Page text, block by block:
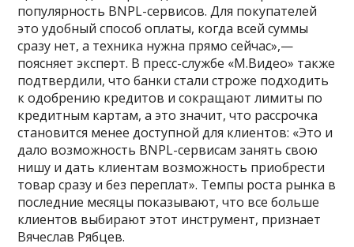
популярность BNPL-сервисов. Для покупателей
это удобный способ оплаты, когда всей суммы
сразу нет, а техника нужна прямо сейчас»,—
поясняет эксперт. В пресс-службе «М.Видео» также
подтвердили, что банки стали строже подходить
к одобрению кредитов и сокращают лимиты по
кредитным картам, а это значит, что рассрочка
становится менее доступной для клиентов: «Это и
дало возможность BNPL-сервисам занять свою
нишу и дать клиентам возможность приобрести
товар сразу и без переплат». Темпы роста рынка в
последние месяцы показывают, что все больше
клиентов выбирают этот инструмент, признает
Вячеслав Рябцев.